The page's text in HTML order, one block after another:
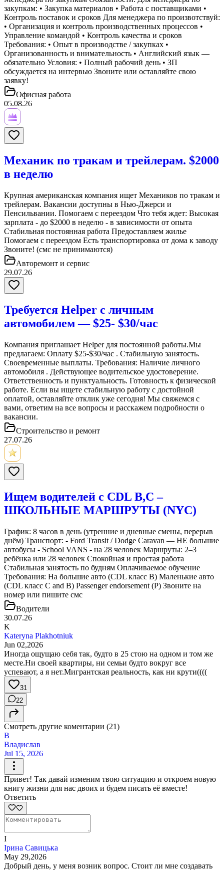
закупкам: •⁠ ⁠Закупка материалов •⁠ ⁠Работа с поставщиками •⁠
⁠Контроль поставок и сроков Для менеджера по произвотствуй:
•⁠ ⁠Организация и контроль производственных процессов •⁠
⁠Управление командой •⁠ ⁠Контроль качества и сроков
Требования: •⁠ ⁠Опыт в производстве / закупках •⁠
⁠Организованность и внимательность •⁠ ⁠Английский язык —
обязательно Условия: •⁠ ⁠Полный рабочий день •⁠ ⁠ЗП
обсуждается на интервью Звоните или оставляйте свою
заявку!
Офисная работа
05.08.26
Механик по тракам и трейлерам. $2000
в неделю
Крупная американская компания ищет Механиков по тракам и
трейлерам. Вакансии доступны в Нью-Джерси и
Пенсильвании. Помогаем с переездом Что тебя ждет: Высокая
зарплата - до $2000 в неделю - в зависимости от опыта
Стабильная постоянная работа Предоставляем жилье
Помогаем с переездом Есть транспортировка от дома к заводу
Звоните! (смс не принимаются)
Авторемонт и cервис
29.07.26
Требуется Helper с личным
автомобилем — $25- $30/час
Компания приглашает Helper для постоянной работы.Мы
предлагаем: Оплату $25-$30/час . Стабильную занятость.
Своевременные выплаты. Требования: Наличие личного
автомобиля . Действующее водительское удостоверение.
Ответственность и пунктуальность. Готовность к физической
работе. Если вы ищете стабильную работу с достойной
оплатой, оставляйте отклик уже сегодня! Мы свяжемся с
вами, ответим на все вопросы и расскажем подробности о
вакансии.
Строительство и ремонт
27.07.26
Ищем водителей с CDL B,С –
ШКОЛЬНЫЕ МАРШРУТЫ (NYC)
График: 8 часов в день (утренние и дневные смены, перерыв
днём) Транспорт: - Ford Transit / Dodge Caravan — НЕ большие
автобусы - School VANS - на 28 человек Маршруты: 2–3
ребёнка или 28 человек Спокойная и простая работа
Стабильная занятость по будням Оплачиваемое обучение
Требования: На большие авто (CDL класс B) Маленькие авто
(CDL класс С and B) Passenger endorsement (P) Звоните на
номер или пишите смс
Водители
30.07.26
K
Kateryna Plakhotniuk
Jun 02,2026
Иногда ощущаю себя так, будто в 25 стою на одном и том же
месте.Ни своей квартиры, ни семьи будто вокруг все
успевают, а я нет.Мигрантская реальность, как ни крути((((
31
22
Смотреть другие коментарии (21)
В
Владислав
Jul 15, 2026
Привет! Так давай изменим твою ситуацию и откроем новую
книгу жизни для нас двоих и будем писать её вместе!
Ответить
І
Ірина Савицька
May 29,2026
Добрый день, у меня возник вопрос. Стоит ли мне создавать